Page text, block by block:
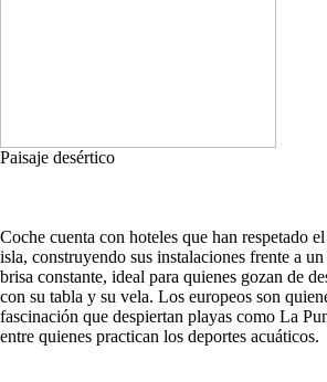
Paisaje desértico
Coche cuenta con hoteles que han respetado
isla, construyendo sus instalaciones frente a
brisa constante, ideal para quienes gozan de
con su tabla y su vela. Los europeos son
fascinación que despiertan playas como La
entre quienes practican los deportes acuáticos.